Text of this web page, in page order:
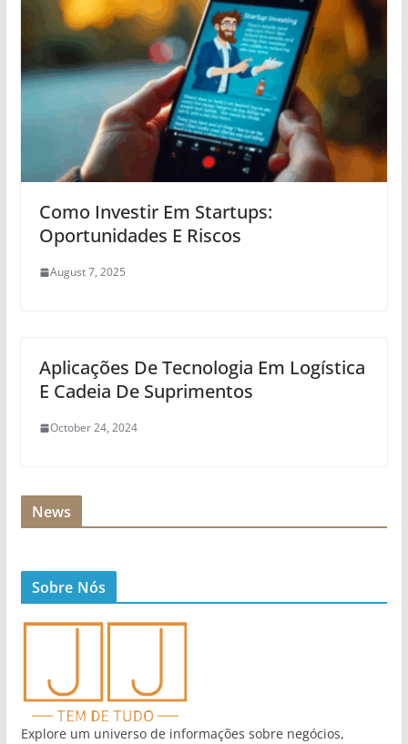
Como Investir Em Startups:
Oportunidades E Riscos
August 7, 2025
Aplicações De Tecnologia Em Logística
E Cadeia De Suprimentos
October 24, 2024
News
Sobre Nós
Explore um universo de informações sobre negócios,